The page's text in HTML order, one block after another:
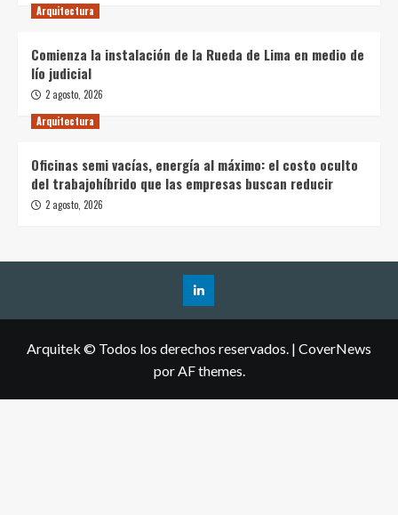
Arquitectura
Comienza la instalación de la Rueda de Lima en medio de
lío judicial
2 agosto, 2026
Arquitectura
Oficinas semi vacías, energía al máximo: el costo oculto
del trabajohíbrido que las empresas buscan reducir
2 agosto, 2026
Arquitek © Todos los derechos reservados. | CoverNews
por AF themes.